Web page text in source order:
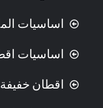
اساسيات
اساسيات اقطان
اقطان